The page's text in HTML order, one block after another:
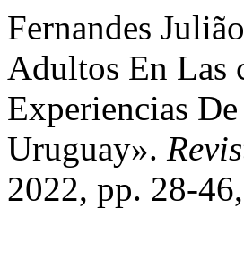
Fernandes
Adultos En Las
Experiencias
Uruguay».
2022, pp. 28-